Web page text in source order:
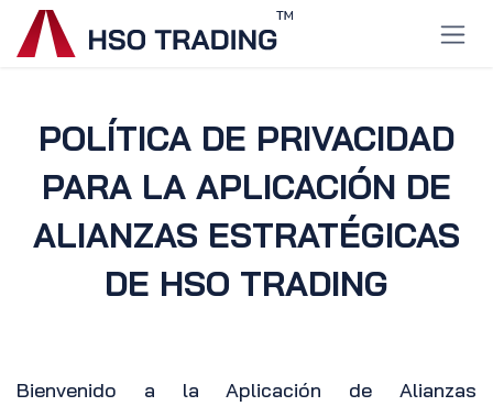
Ir al contenido
POLÍTICA DE PRIVACIDAD
PARA LA APLICACIÓN DE
ALIANZAS ESTRATÉGICAS
DE HSO TRADING
Bienvenido a la Aplicación de Alianzas